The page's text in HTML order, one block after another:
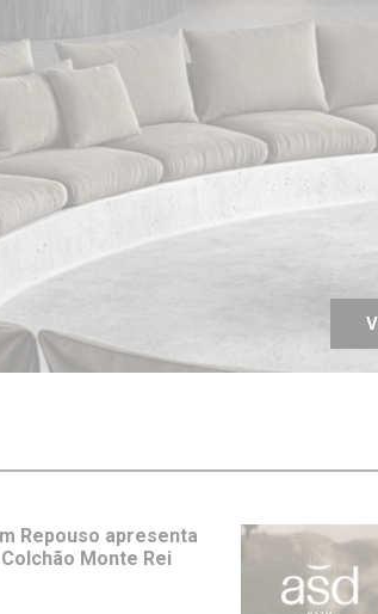
Repouso apresenta
Colchão Monte Rei